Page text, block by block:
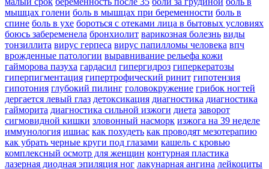
мышцах голени боль в мышцах при беременности боль в
спине боль в ухе бороться с отеками лица в бытовых условиях
боюсь забеременела бронхиолит варикозная болезнь виды
тонзиллита вирус герпеса вирус папилломы человека впч
врожденные патологии выравнивание рельефа кожи
гайморова пазуха гардасил гипергидроз гиперкератозы
гиперпигментация гипертрофический ринит гипотензия
гипотония глубокий пилинг головокружение грибок ногтей
дергается левый глаз детоксикация диагностика диагностика
гайморита диагностика сильной изжоги диета заворот
сигмовидной кишки зловонный насморк изжога на 39 неделе
иммунология ишиас как похудеть как проводят мезотерапию
как убрать черные круги под глазами кашель с кровью
комплексный осмотр для женщин контурная пластика
лазерная диодная эпиляция ног лакунарная ангина лейкоциты